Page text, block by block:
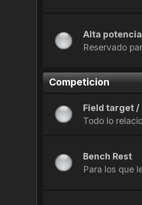
Alta potencia
Reservado
Competicion
Field target /
Todo lo
Bench Rest
Para los que